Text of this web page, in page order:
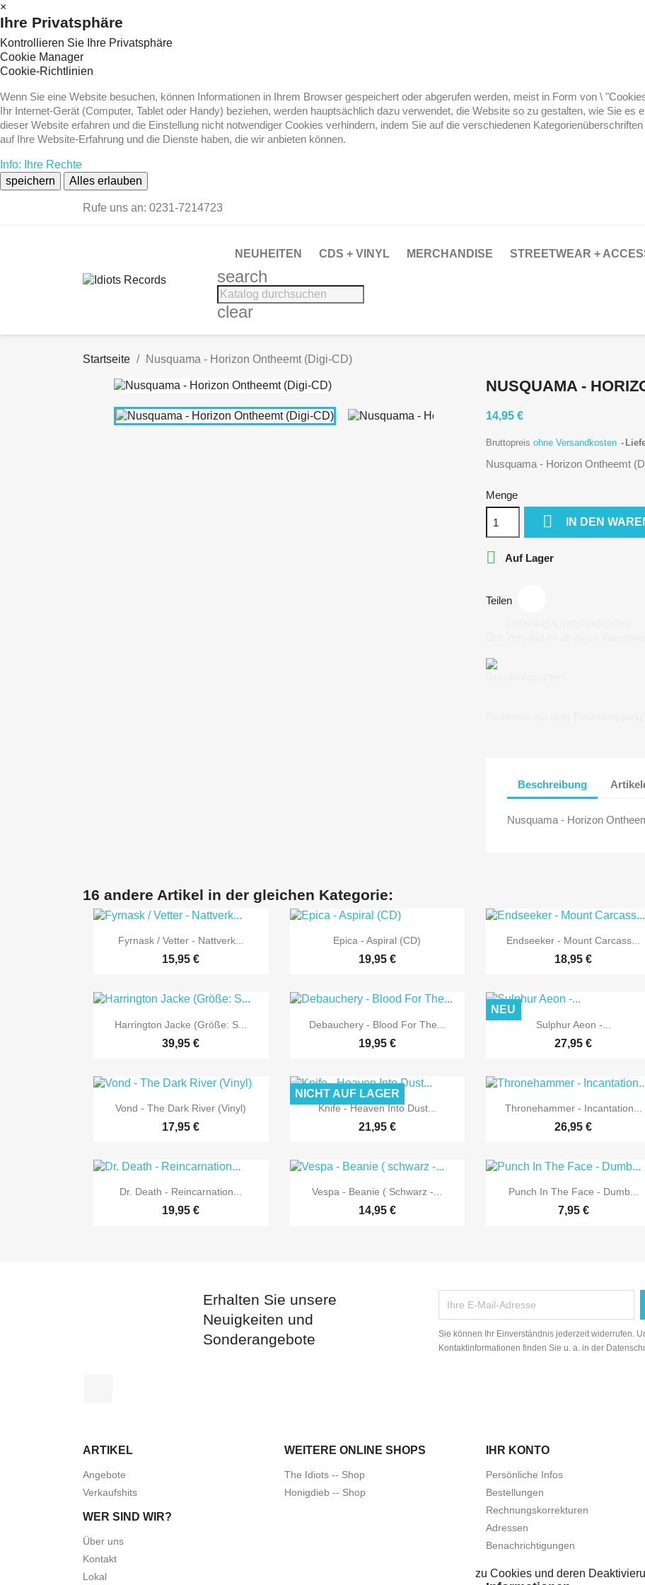
×
Ihre Privatsphäre
Kontrollieren Sie Ihre Privatsphäre
Cookie Manager
Cookie-Richtlinien
Wenn Sie eine Website besuchen, können Informationen in Ihrem Browser gespeichert oder abgerufen werden, meist in Form von \
Ihr Internet-Gerät (Computer, Tablet oder Handy) beziehen, werden hauptsächlich dazu verwendet, die Website so zu gestalten, wie Sie
dieser Website erfahren und die Einstellung nicht notwendiger Cookies verhindern, indem Sie auf die verschiedenen
auf Ihre Website-Erfahrung und die Dienste haben, die wir anbieten können.
Info: Ihre Rechte
speichern
Alles erlauben
Rufe uns an: 0231-7214723
NEUHEITEN CDS + VINYL MERCHANDISE STREETWEAR +
search
clear
Startseite Nusquama - Horizon Ontheemt (Digi-CD)
NUSQUAMA -
14,95 €
Bruttopreis ohne Versandkosten
Nusquama - Horizon Ontheemt
Menge
 IN DEN
 Auf Lager
Teilen
Beschreibung
Nusquama - Horizon
16 andere Artikel in der gleichen Kategorie:
 Vorschau
Fyrnask / Vetter - Nattverk...
15,95 €
 Vorschau
Epica - Aspiral (CD)
19,95 €
 Vorschau
Endseeker - Mount Carcass...
18,95 €
 Vorschau
Harrington Jacke (Größe: S...
39,95 €
 Vorschau
Debauchery - Blood For The...
19,95 €
 Vorschau
Sulphur Aeon -...
27,95 €
NEU
 Vorschau
Vond - The Dark River (Vinyl)
17,95 €
 Vorschau
Knife - Heaven Into Dust...
21,95 €
NICHT AUF LAGER
 Vorschau
Thronehammer - Incantation...
26,95 €
 Vorschau
Dr. Death - Reincarnation...
19,95 €
 Vorschau
Vespa - Beanie ( Schwarz -...
14,95 €
 Vorschau
Punch In The Face - Dumb...
7,95 €
Erhalten Sie unsere
Neuigkeiten und
Sonderangebote
Sie können Ihr Einverständnis jederzeit widerrufen.
Kontaktinformationen finden Sie u. a. in der
ARTIKEL
Angebote
Verkaufshits
WEITERE ONLINE SHOPS
The Idiots -- Shop
Honigdieb -- Shop
WER SIND WIR?
Über uns
Kontakt
Lokal
IHR KONTO
Persönliche Infos
Bestellungen
Rechnungskorrekturen
Adressen
Benachrichtigungen
zu Cookies und deren